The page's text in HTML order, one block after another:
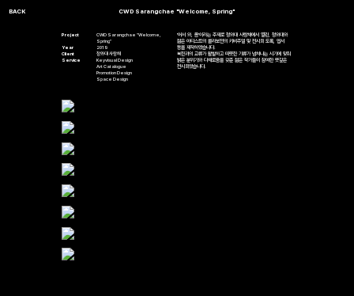
CWD Sarangchae "Welcome, Spring"
Project
CWD Sarangchae "Welcome,
Spring"
Year
2019
Client
청와대 사랑채
Service
Keyvisual Design
Art Catalogue
Promotion Design
Space Design
'어서 와, 봄'이라는 주제로 청와대 사랑채에서 열린, 청와대와
젊은 아티스트의 콜라보전의 키비주얼 및 전시회 도록, 엽서
등을 제작하였습니다.
북한과의 교류가 활발하고 따뜻한 기류가 넘쳐나는 시기에 맞춰
밝은 분위기와 다채로움을 갖춘 젊은 작가들이 참여한 뜻깊은
전시회였습니다.